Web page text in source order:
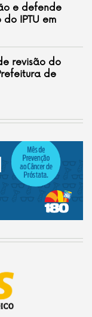
e defende
IPTU em
revisão do
de